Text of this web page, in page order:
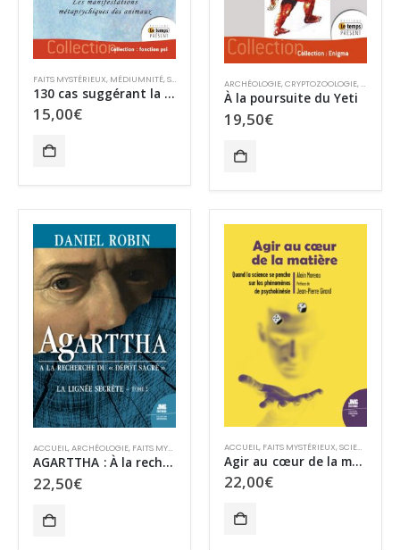
FAITS MYSTÉRIEUX, MÉDIUMNITÉ,SURVIE ANIMALE SURVIE ET PARANORMAL
130 cas suggérant la médiumnité animale
15,00€
ARCHÉOLOGIE,CRYPTOZOOLOGIE,FAITS
À la poursuite du Yeti
19,50€
ACCUEIL,ARCHÉOLOGIE, FAITS MYSTÉRIEUX HISTOIRE,MYSTÈRES,RÉCIT HISTORIQUE
AGARTTHA : À la recherche du « Dépôt Sacré » La Lignée Secrète – tome II
22,50€
ACCUEIL, FAITS MYSTÉRIEUX,SCIENCE ET PARASCIENCES
Agir au cœur de la matière
22,00€